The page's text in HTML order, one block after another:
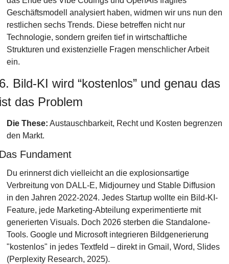
Geschäftsmodell analysiert haben, widmen wir uns nun den
restlichen sechs Trends. Diese betreffen nicht nur
Technologie, sondern greifen tief in wirtschaftliche
Strukturen und existenzielle Fragen menschlicher Arbeit
ein.
Bild-KI wird “kostenlos” und genau das
das Problem
Die These: Austauschbarkeit, Recht und Kosten begrenzen
den Markt.
Fundament
Du erinnerst dich vielleicht an die explosionsartige
Verbreitung von DALL-E, Midjourney und Stable Diffusion
in den Jahren 2022-2024. Jedes Startup wollte ein Bild-KI-
Feature, jede Marketing-Abteilung experimentierte mit
generierten Visuals. Doch 2026 sterben die Standalone-
Tools. Google und Microsoft integrieren Bildgenerierung
"kostenlos" in jedes Textfeld – direkt in Gmail, Word, Slides
(Perplexity Research, 2025).